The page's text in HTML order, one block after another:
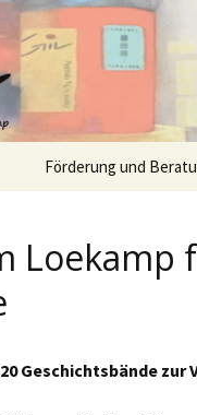
Förderung und
Loekamp
Geschichtsbände zur